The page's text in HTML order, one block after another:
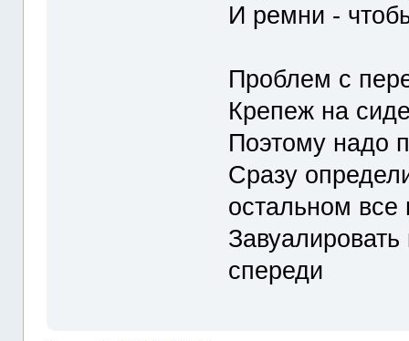
И ремни -
Проблем с
Крепеж на
Поэтому надо
Сразу
остальном все
спереди